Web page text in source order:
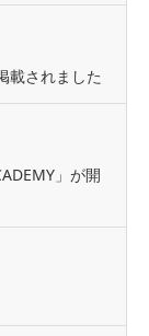
載されました
」が開